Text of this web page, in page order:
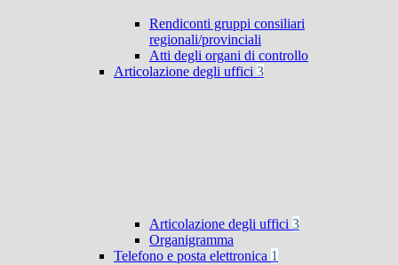
Rendiconti gruppi consiliari
regionali/provinciali
Atti degli organi di controllo
Articolazione degli uffici 3
Articolazione degli uffici 3
Organigramma
Telefono e posta elettronica 1